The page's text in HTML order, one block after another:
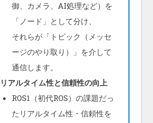
御、カメラ、AI処理など）を
「ノード」として分け、
それらが「トピック（メッセ
ージのやり取り）」を介して
通信します。
リアルタイム性と信頼性の向上
ROS1（初代ROS）の課題だっ
たリアルタイム性・信頼性を